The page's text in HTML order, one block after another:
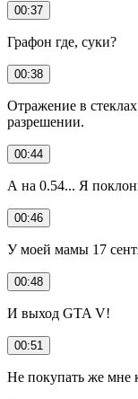
00:37
Графон где, суки?
00:38
Отражение в
разрешении.
00:44
А на 0.54... Я
00:46
У моей мамы 17
00:48
И выход GTA V!
00:51
Не покупать же мне